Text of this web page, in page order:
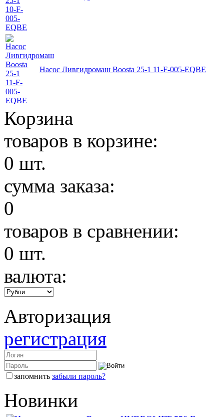
Насос Ливгидромаш Boosta 25-1 11-F-005-EQBE
Корзина
товаров в корзине:
0 шт.
сумма заказа:
0
товаров в сравнении:
0 шт.
валюта:
Авторизация
регистрация
запомнить забыли пароль?
Новинки